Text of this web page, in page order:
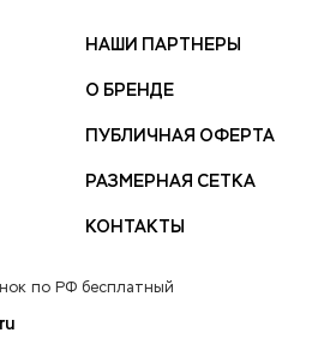
НАШИ ПАРТНЕРЫ
О БРЕНДЕ
ПУБЛИЧНАЯ ОФЕРТА
РАЗМЕРНАЯ СЕТКА
КОНТАКТЫ
по РФ бесплатный